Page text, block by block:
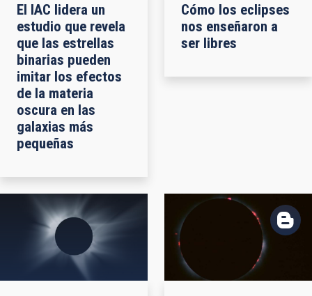
El IAC lidera un
estudio que revela
que las estrellas
binarias pueden
imitar los efectos
de la materia
oscura en las
galaxias más
pequeñas
Cómo los eclipses
nos enseñaron a
ser libres